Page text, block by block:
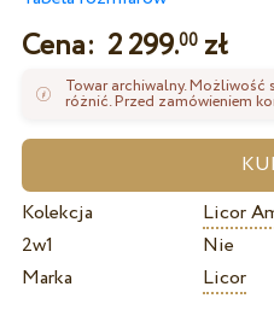
Cena: 2 299.00zł
Towar archiwalny. Możliwość
różnić. Przed zamówieniem
Kolekcja
Licor
2w1
Nie
Marka
Licor